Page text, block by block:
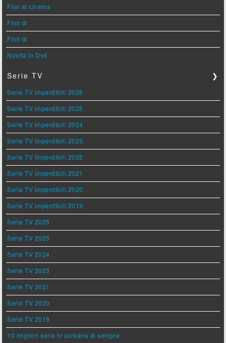
Film al cinema
Film di
Film di
Novità in Dvd
Serie TV ❯
Serie TV imperdibili 2026
Serie TV imperdibili 2025
Serie TV imperdibili 2024
Serie TV imperdibili 2023
Serie TV imperdibili 2022
Serie TV imperdibili 2021
Serie TV imperdibili 2020
Serie TV imperdibili 2019
Serie TV 2026
Serie TV 2025
Serie TV 2024
Serie TV 2023
Serie TV 2021
Serie TV 2020
Serie TV 2019
10 migliori serie tv coreane di sempre